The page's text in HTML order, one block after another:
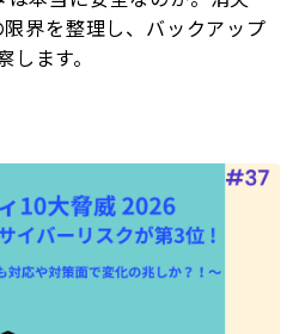
界を整理し、バックアップ
ます。